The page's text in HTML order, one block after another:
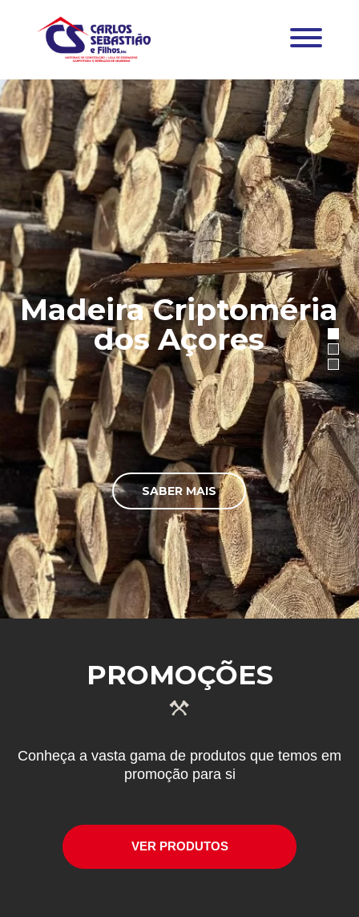
Madeira Criptoméria
dos Açores
SABER MAIS
PROMOÇÕES
Conheça a vasta gama de produtos que temos em
promoção para si
VER PRODUTOS